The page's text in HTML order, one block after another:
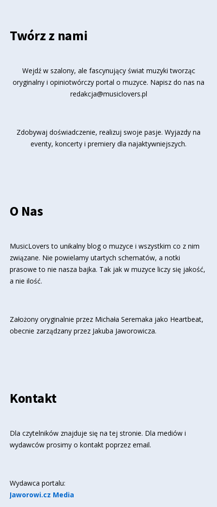
Twórz z nami
Wejdź w szalony, ale fascynujący świat muzyki tworząc
oryginalny i opiniotwórczy portal o muzyce. Napisz do nas na
redakcja@musiclovers.pl
Zdobywaj doświadczenie, realizuj swoje pasje. Wyjazdy na
eventy, koncerty i premiery dla najaktywniejszych.
O Nas
MusicLovers to unikalny blog o muzyce i wszystkim co z nim
związane. Nie powielamy utartych schematów, a notki
prasowe to nie nasza bajka. Tak jak w muzyce liczy się jakość,
a nie ilość.
Założony oryginalnie przez Michała Seremaka jako Heartbeat,
obecnie zarządzany przez Jakuba Jaworowicza.
Kontakt
Dla czytelników znajduje się na tej stronie. Dla mediów i
wydawców prosimy o kontakt poprzez email.
Wydawca portalu:
Jaworowi.cz Media